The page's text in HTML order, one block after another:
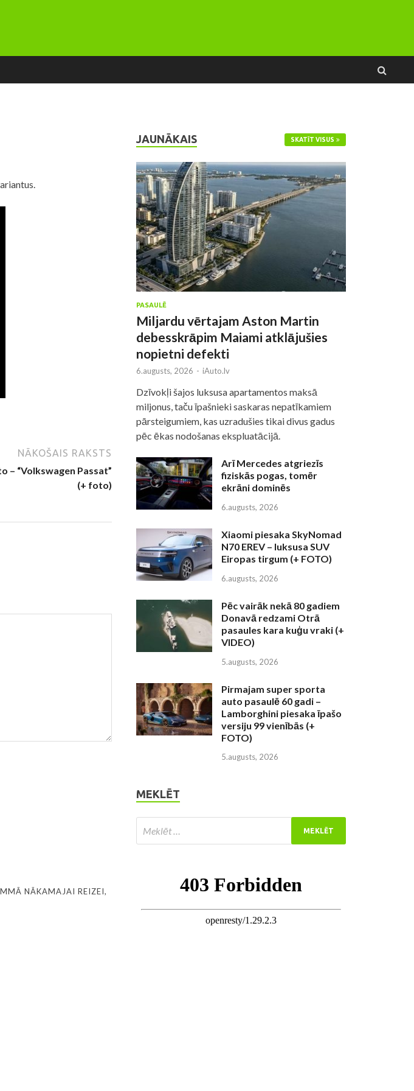
NĀKOŠAIS RAKSTS
– “Volkswagen Passat”
(+ foto)
NĀKAMAJAI REIZEI,
JAUNĀKAIS SKATĪT VISUS
PASAULĒ
Miljardu vērtajam Aston Martin
debesskrāpim Maiami atklājušies
nopietni defekti
6.augusts, 2026 - iAuto.lv
Dzīvokļi šajos luksusa apartamentos maksā
miljonus, taču īpašnieki saskaras nepatīkamiem
pārsteigumiem, kas uzradušies tikai divus gadus
pēc ēkas nodošanas ekspluatācijā.
Arī Mercedes atgriezīs
fiziskās pogas, tomēr
ekrāni dominēs
6.augusts, 2026
Xiaomi piesaka SkyNomad
N70 EREV – luksusa SUV
Eiropas tirgum (+ FOTO)
6.augusts, 2026
Pēc vairāk nekā 80 gadiem
Donavā redzami Otrā
pasaules kara kuģu vraki (+
VIDEO)
5.augusts, 2026
Pirmajam super sporta
auto pasaulē 60 gadi –
Lamborghini piesaka īpašo
versiju 99 vienībās (+
FOTO)
5.augusts, 2026
MEKLĒT